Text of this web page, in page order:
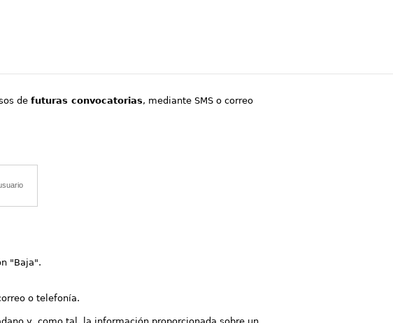
defuturas convocatorias, mediante SMS o correo
"Baja".
o telefonía.